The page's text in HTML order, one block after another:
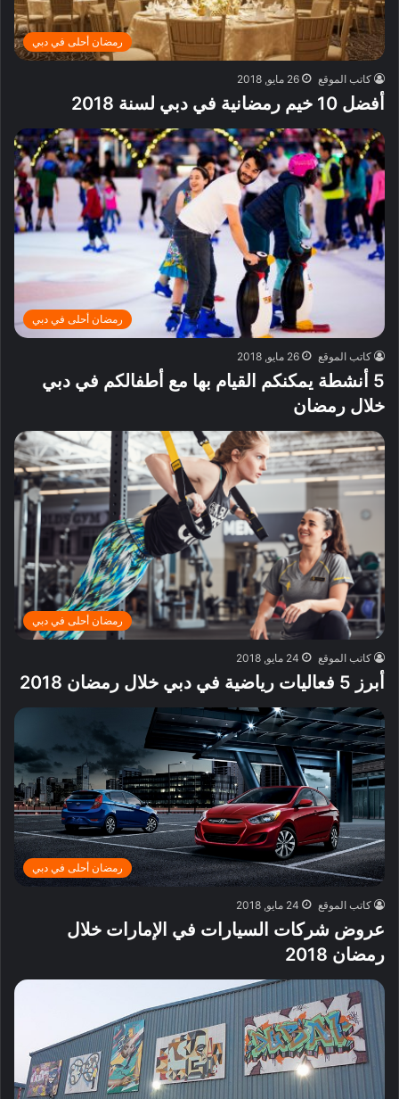
رمضان أحلى في دبي
كاتب الموقع 26 مايو, 2018
أفضل 10 خيم رمضانية في دبي لسنة 2018
رمضان أحلى في دبي
كاتب الموقع 26 مايو, 2018
5 أنشطة يمكنكم القيام بها مع أطفالكم في دبي
خلال رمضان
رمضان أحلى في دبي
كاتب الموقع 24 مايو, 2018
أبرز 5 فعاليات رياضية في دبي خلال رمضان 2018
رمضان أحلى في دبي
كاتب الموقع 24 مايو, 2018
عروض شركات السيارات في الإمارات خلال
رمضان 2018